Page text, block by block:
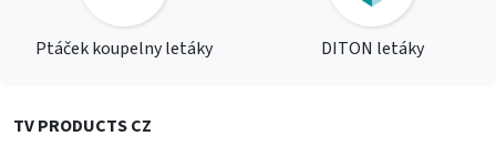
Ptáček koupelny letáky DITON letáky
TV PRODUCTS CZ